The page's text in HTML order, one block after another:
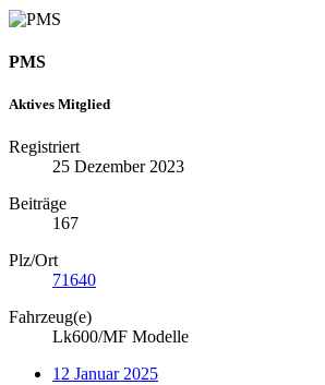
PMS
Aktives Mitglied
Registriert
25 Dezember 2023
Beiträge
167
Plz/Ort
71640
Fahrzeug(e)
Lk600/MF Modelle
12 Januar 2025